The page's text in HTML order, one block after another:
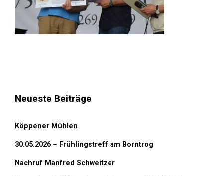
Neueste Beiträge
Köppener Mühlen
30.05.2026 – Frühlingstreff am Borntrog
Nachruf Manfred Schweitzer